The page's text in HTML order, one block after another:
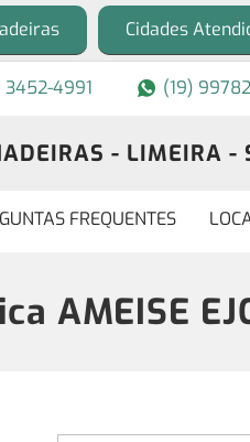
Cidades
3452-4991 (19)
- LIMEIRA -
FREQUENTES
AMEISE